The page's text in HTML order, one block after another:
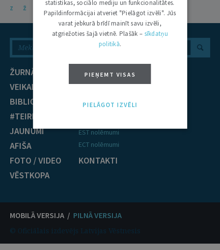
Z
Ž
ŽURNĀLS
VEIKALS
BIBLIOTĒKA
#TEIRDARBS
JAUNUMI
AFIŠA
FOTO / VIDEO
VĒSTKOPA
NOZARES
Krimināltiesības
EST nolēmumi
ECT nolēmumi
KONTAKTI
MOBILĀ VERSIJA / PILNĀ VERSIJA
© Oficiālais izdevējs Latvijas Vēstnesis
statistikas, sociālo mediju un funkcionalitātes.
Papildinformācijai atveriet "Pielāgot izvēli". Jūs
varat jebkurā brīdī mainīt savu izvēli,
atgriežoties šajā vietnē. Plašāk – sīkdatņu
politikā.
PIEŅEMT VISAS
PIELĀGOT IZVĒLI